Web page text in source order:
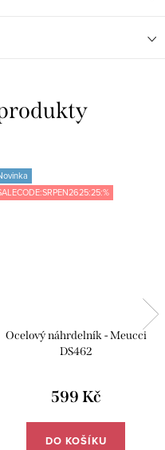
Ocelový náhrdelník - Meucci
DS462
599 Kč
DO KOŠÍKU